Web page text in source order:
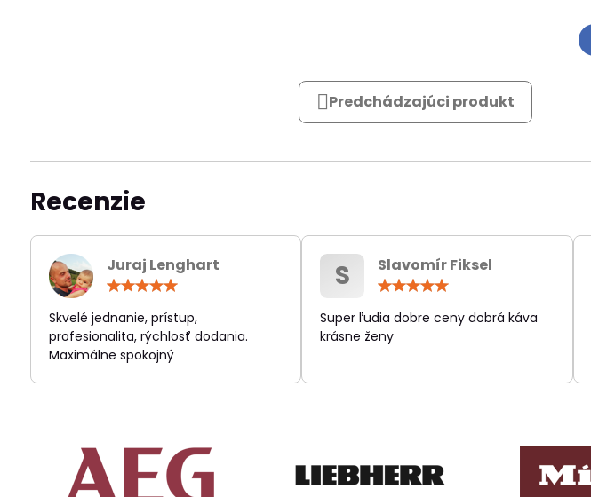
Predchádzajúci produkt
Recenzie
Juraj Lenghart
Skvelé jednanie, prístup,
profesionalita, rýchlosť dodania.
Maximálne spokojný
S
Slavomír Fiksel
/
5
Super ľudia dobre ceny dobrá káva
krásne ženy